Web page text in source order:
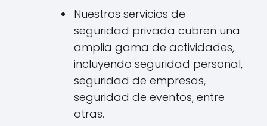
Nuestros servicios de
seguridad privada cubren una
amplia gama de actividades,
incluyendo seguridad personal,
seguridad de empresas,
seguridad de eventos, entre
otras.